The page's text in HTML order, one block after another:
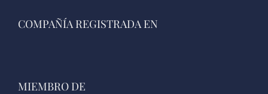
COMPAÑÍA REGISTRADA EN
MIEMBRO DE